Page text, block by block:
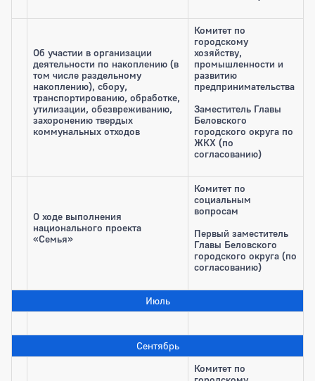
Об участии в организации
деятельности по накоплению (в
том числе раздельному
накоплению), сбору,
транспортированию, обработке,
утилизации, обезвреживанию,
захоронению твердых
коммунальных отходов
Комитет по
городскому
хозяйству,
промышленности и
развитию
предпринимательства
Заместитель Главы
Беловского
городского округа по
ЖКХ (по
согласованию)
О ходе выполнения
национального проекта
«Семья»
Комитет по
социальным
вопросам
Первый заместитель
Главы Беловского
городского округа (по
согласованию)
Июль
Сентябрь
Комитет по